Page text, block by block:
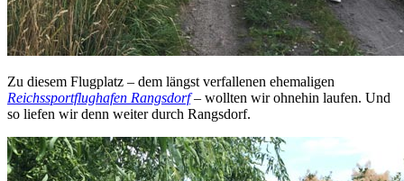
Zu diesem Flugplatz – dem längst verfallenen ehemaligen
Reichssportflughafen Rangsdorf– wollten wir ohnehin laufen. Und
so liefen wir denn weiter durch Rangsdorf.